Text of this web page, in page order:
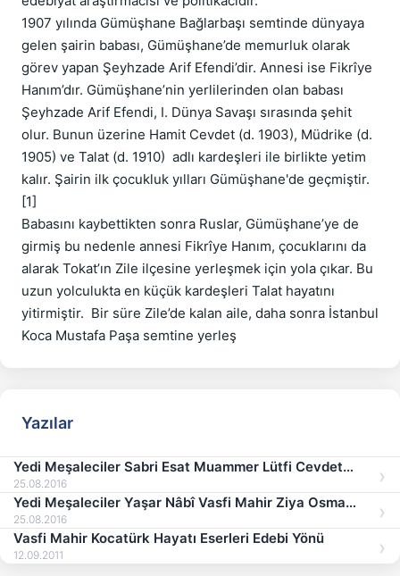
1907 yılında Gümüşhane Bağlarbaşı semtinde dünyaya
gelen şairin babası, Gümüşhane’de memurluk olarak
görev yapan Şeyhzade Arif Efendi’dir. Annesi ise Fikrîye
Hanım’dır. Gümüşhane’nin yerlilerinden olan babası
Şeyhzade Arif Efendi, I. Dünya Savaşı sırasında şehit
olur. Bunun üzerine Hamit Cevdet (d. 1903), Müdrike (d.
1905) ve Talat (d. 1910)  adlı kardeşleri ile birlikte yetim
kalır. Şairin ilk çocukluk yılları Gümüşhane'de geçmiştir.
[1]
Babasını kaybettikten sonra Ruslar, Gümüşhane’ye de
girmiş bu nedenle annesi Fikrîye Hanım, çocuklarını da
alarak Tokat’ın Zile ilçesine yerleşmek için yola çıkar. Bu
uzun yolculukta en küçük kardeşleri Talat hayatını
yitirmiştir.  Bir süre Zile’de kalan aile, daha sonra İstanbul
Yazılar
Yedi Meşaleciler Sabri Esat Muammer Lütfi Cevdet
Kudret Kenan Hulus
25.08.2016
Yedi Meşaleciler Yaşar Nâbî Vasfi Mahir Ziya Osman
Hayatları Şiirleri
25.08.2016
Vasfi Mahir Kocatürk Hayatı Eserleri Edebi Yönü
12.09.2011